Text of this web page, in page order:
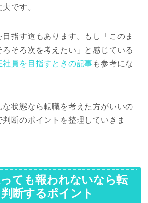
です。
指す道もあります。もし「このま
ろそろ次を考えたい」と感じている
社員を目指すときの記事 も参考にな
な状態なら転職を考えた方がいいの
断のポイントを整理していきま
ても報われないなら転
断するポイント